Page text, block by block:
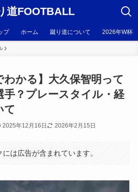
道FOOTBALL
プ ホーム 蹴り道について 2026年W杯
わかる】大久保智明って
手？プレースタイル・経
て
2025年12月16日 2026年2月15日
は広告が含まれています。